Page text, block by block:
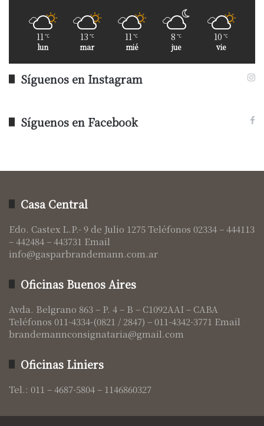
11 ℃
lun
13 ℃
mar
11 ℃
mié
8 ℃
jue
10 ℃
vie
Síguenos en Instagram
Síguenos en Facebook
Casa Central
Edo. Castex L.P.- 9 de Julio 1275 Teléfonos 02334 – 444113
– 442484 – 443731 Email
info@gasparbrandemann.com.ar
Oficinas Buenos Aires
Avda. Belgrano 863 – P. 4 – B – C1092AAI – CABA
Teléfonos 011-4334-(0821 / 2847) – 011-4342-3771 Email
brandemannconsignataria@gmail.com
Oficinas Liniers
Tel.: 011 – 4687-5804 – 1146860327